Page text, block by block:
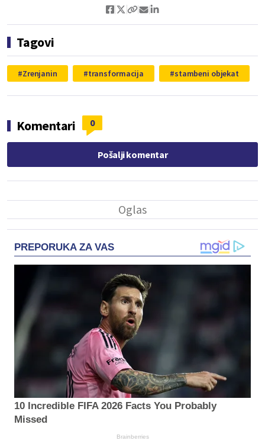
Tagovi
Zrenjanin transformacija stambeni objekat
Komentari 0
Pošalji komentar
PREPORUKA ZA VAS
10 Incredible FIFA 2026 Facts You Probably
Missed
Brainberries